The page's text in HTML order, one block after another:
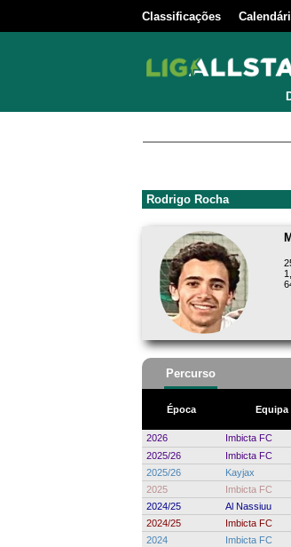
Classificações
Rodrigo Rocha
Percurso
Época Equipa
2026
Imbicta FC
2025/26
Imbicta FC
2025/26
Kayjax
2025
Imbicta FC
2024/25
Al Nassiuu
2024/25
Imbicta FC
2024
Imbicta FC